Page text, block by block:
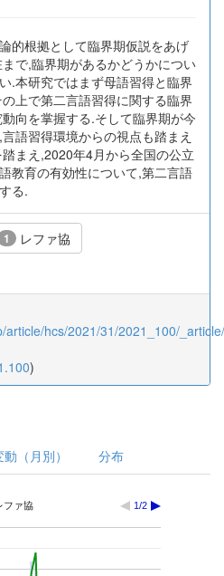
的根拠として臨界期仮説をあげ
で,臨界期があるかどうかについ
.本研究ではまず母語習得と臨界
上で第二言語習得に関する臨界
向を掌握する.そして臨界期が今
語習得環境からの視点も踏まえ
まえ,2020年4月から全国の公立
教育の有効性について,第二言語
る.
1 レファ協
article/hcs/2021/31/2021_100/
)
動（月別） 分布
ファ協 1/2